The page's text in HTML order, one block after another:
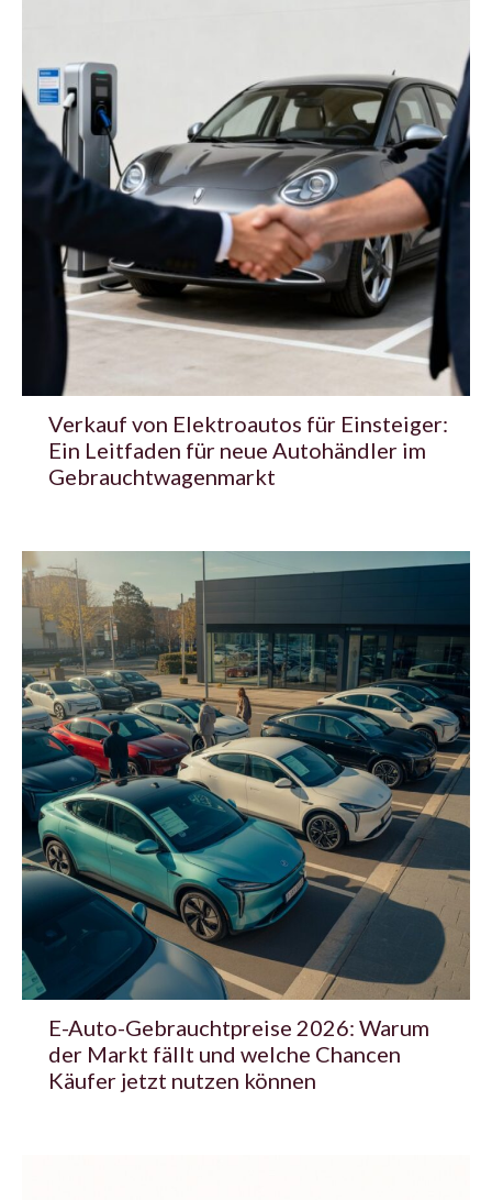
Verkauf von Elektroautos für Einsteiger:
Ein Leitfaden für neue Autohändler im
Gebrauchtwagenmarkt
E-Auto-Gebrauchtpreise 2026: Warum
der Markt fällt und welche Chancen
Käufer jetzt nutzen können